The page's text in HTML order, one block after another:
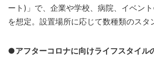
ート)」で、企業や学校、病院、イベン
を想定。設置場所に応じて数種類のスタ
●アフターコロナに向けライフスタイル